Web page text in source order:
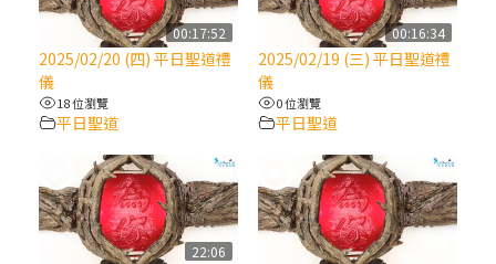
(8)黃敏正主教帶你做【將臨期避靜】—耶穌
降生成人與人同在＝「厄瑪努爾」
(7)黃敏正主教帶你做【將臨期避靜】—耶穌
降生人間，需要人的「接納」
(6)黃敏正主教帶你做【將臨期避靜】—「馬
槽」═「謙卑」
00:17:52
2025/02/20 (四) 平日聖道禮
儀
18 位瀏覽
平日聖道
00:16:34
2025/02/19 (三) 平日聖道禮
儀
0 位瀏覽
平日聖道
22:06